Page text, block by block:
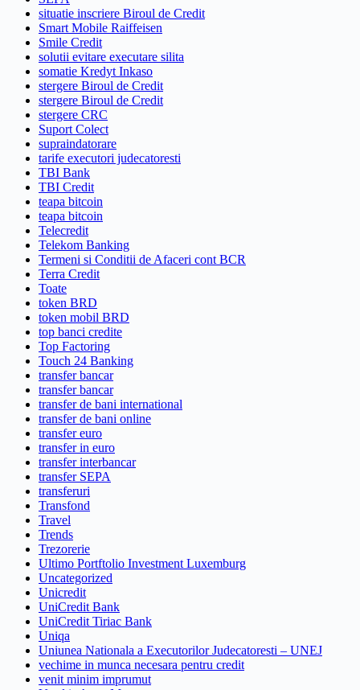
situatie inscriere Biroul de Credit
Smart Mobile Raiffeisen
Smile Credit
solutii evitare executare silita
somatie Kredyt Inkaso
stergere Biroul de Credit
stergere Biroul de Credit
stergere CRC
Suport Colect
supraindatorare
tarife executori judecatoresti
TBI Bank
TBI Credit
teapa bitcoin
teapa bitcoin
Telecredit
Telekom Banking
Termeni si Conditii de Afaceri cont BCR
Terra Credit
Toate
token BRD
token mobil BRD
top banci credite
Top Factoring
Touch 24 Banking
transfer bancar
transfer bancar
transfer de bani international
transfer de bani online
transfer euro
transfer in euro
transfer interbancar
transfer SEPA
transferuri
Transfond
Travel
Trends
Trezorerie
Ultimo Portftolio Investment Luxemburg
Uncategorized
Unicredit
UniCredit Bank
UniCredit Tiriac Bank
Uniqa
Uniunea Nationala a Executorilor Judecatoresti – UNEJ
vechime in munca necesara pentru credit
venit minim imprumut